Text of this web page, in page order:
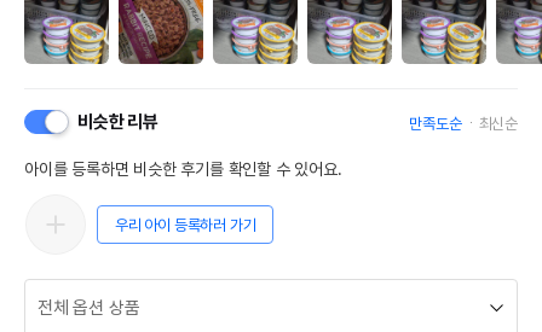
비슷한 리뷰 만족도순 최신순
아이를 등록하면 비슷한 후기를 확인할 수 있어요.
우리 아이 등록하러 가기